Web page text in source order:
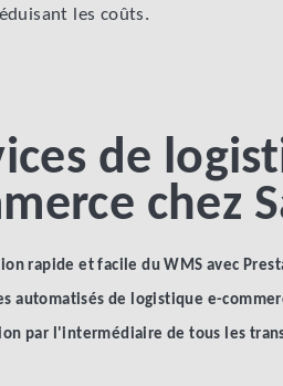
les coûts.
de
chez
rapide et facile du WMS avec
automatisés de logistique e-
par l'intermédiaire de tous les